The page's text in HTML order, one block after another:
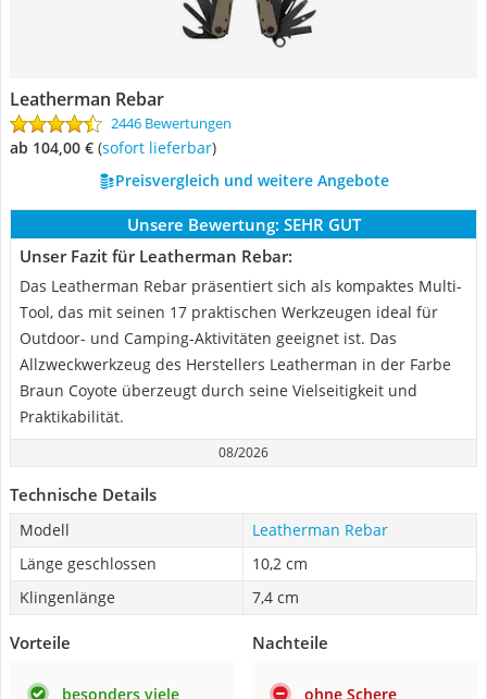
Leatherman Rebar
2446 Bewertungen
ab 104,00 € ( Sofort lieferbar)
Preisvergleich und weitere Angebote
Unsere Bewertung: SEHR GUT
Unser Fazit für Leatherman Rebar:
Das Leatherman Rebar präsentiert sich als kompaktes Multi-
Tool, das mit seinen 17 praktischen Werkzeugen ideal für
Outdoor- und Camping-Aktivitäten geeignet ist. Das
Allzweckwerkzeug des Herstellers Leatherman in der Farbe
Braun Coyote überzeugt durch seine Vielseitigkeit und
Praktikabilität.
08/2026
Technische Details
Modell
Leatherman Rebar
Länge geschlossen
10,2 cm
Klingenlänge
7,4 cm
Vorteile
besonders viele
Nachteile
ohne Schere